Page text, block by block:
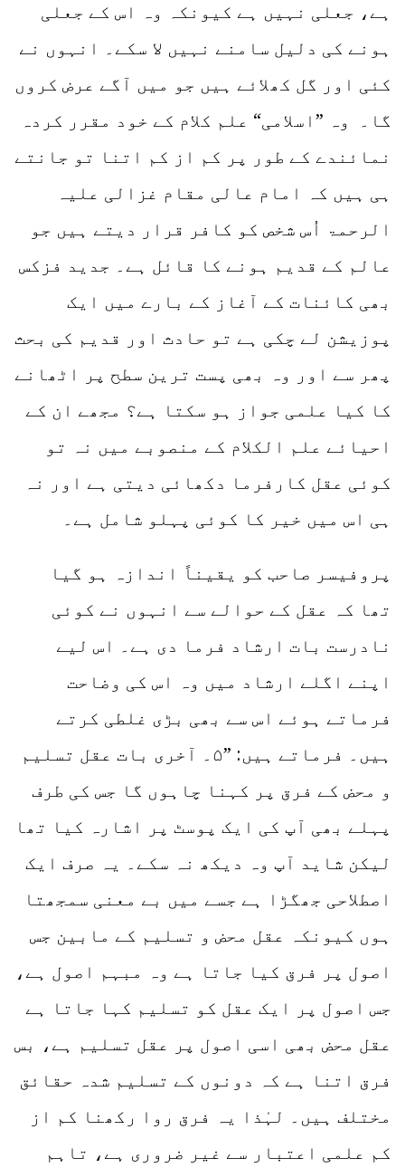
ہے، جعلی نہیں ہے کیونکہ وہ اس کے جعلی
ہونے کی دلیل سامنے نہیں لا سکے۔ انہوں نے
کئی اور گل کھلائے ہیں جو میں آگے عرض کروں
گا۔ وہ ”اسلامی“ علم کلام کے خود مقرر کردہ
نمائندے کے طور پر کم از کم اتنا تو جانتے
ہی ہیں کہ امام عالی مقام غزالی علیہ
الرحمۃ اُس شخص کو کافر قرار دیتے ہیں جو
عالم کے قدیم ہونے کا قائل ہے۔ جدید فزکس
بھی کائنات کے آغاز کے بارے میں ایک
پوزیشن لے چکی ہے تو حادث اور قدیم کی بحث
پھر سے اور وہ بھی پست ترین سطح پر اٹھانے
کا کیا علمی جواز ہو سکتا ہے؟ مجھے ان کے
احیائے علم الکلام کے منصوبے میں نہ تو
کوئی عقل کارفرما دکھائی دیتی ہے اور نہ
ہی اس میں خیر کا کوئی پہلو شامل ہے۔
پروفیسر صاحب کو یقیناً اندازہ ہو گیا
تھا کہ عقل کے حوالے سے انہوں نے کوئی
نادرست بات ارشاد فرما دی ہے۔ اس لیے
اپنے اگلے ارشاد میں وہ اس کی وضاحت
فرماتے ہوئے اس سے بھی بڑی غلطی کرتے
ہیں۔ فرماتے ہیں: ”۵۔ آخری بات عقل تسلیم
و محض کے فرق پر کہنا چاہوں گا جس کی طرف
پہلے بھی آپ کی ایک پوسٹ پر اشارہ کیا تھا
لیکن شاید آپ وہ دیکھ نہ سکے۔ یہ صرف ایک
اصطلاحی جھگڑا ہے جسے میں بے معنی سمجھتا
ہوں کیونکہ عقل محض و تسلیم کے مابین جس
اصول پر فرق کیا جاتا ہے وہ مبہم اصول ہے،
جس اصول پر ایک عقل کو تسلیم کہا جاتا ہے
عقل محض بھی اسی اصول پر عقل تسلیم ہے، بس
فرق اتنا ہے کہ دونوں کے تسلیم شدہ حقائق
مختلف ہیں۔ لہٰذا یہ فرق روا رکھنا کم از
کم علمی اعتبار سے غیر ضروری ہے، تاہم